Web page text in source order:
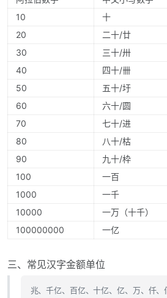
10
十
20
二十/廿
30
三十/卅
40
四十/卌
50
五十/圩
60
六十/圆
70
七十/进
80
八十/枯
90
九十/枠
100
一百
1000
一千
10000
一万（十千）
100000000
一亿
三、常见汉字金额单位
兆、千亿、百亿、十亿、亿、万、仟